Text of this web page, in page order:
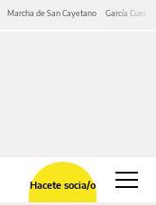
Marcha de San Cayetano García Cuerva
Hacete socia/o